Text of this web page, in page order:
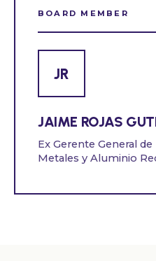
BOARD MEMBER
JR
JAIME ROJAS
Ex Gerente General
Metales y Aluminio